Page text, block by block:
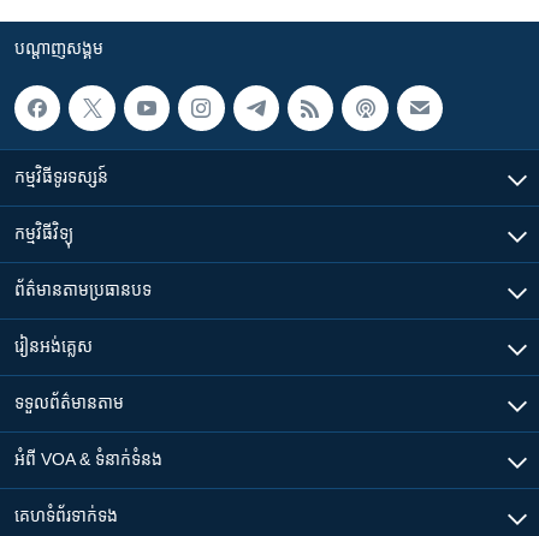
បណ្តាញ​សង្គម
កម្មវិធី​ទូរទស្សន៍
កម្មវិធី​វិទ្យុ
ព័ត៌មាន​តាមប្រធានបទ​
រៀន​​អង់គ្លេស
ទទួល​ព័ត៌មាន​តាម
អំពី​ VOA & ទំនាក់ទំនង
គេហទំព័រ​​ទាក់ទង